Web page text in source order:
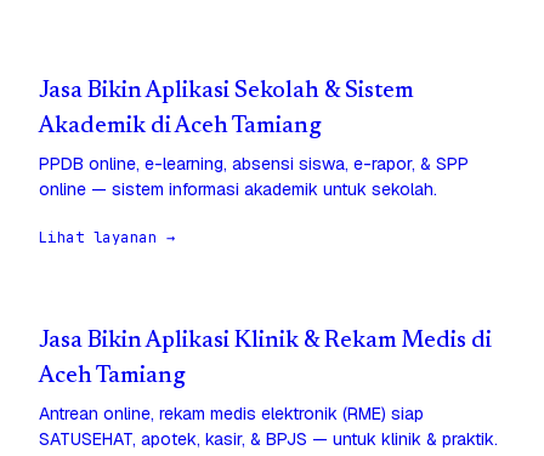
Jasa Bikin Aplikasi Sekolah & Sistem
Akademik di Aceh Tamiang
PPDB online, e-learning, absensi siswa, e-rapor, & SPP
online — sistem informasi akademik untuk sekolah.
Lihat layanan →
Jasa Bikin Aplikasi Klinik & Rekam Medis di
Aceh Tamiang
Antrean online, rekam medis elektronik (RME) siap
SATUSEHAT, apotek, kasir, & BPJS — untuk klinik & praktik.